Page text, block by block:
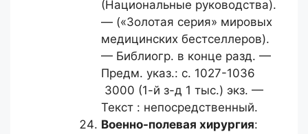
(Национальные руководства).
— («Золотая серия» мировых
медицинских бестселлеров).
— Библиогр. в конце разд. —
Предм. указ.: с. 1027-1036
3000 (1-й з-д 1 тыс.) экз. —
Текст : непосредственный.
Военно-полевая хирургия: